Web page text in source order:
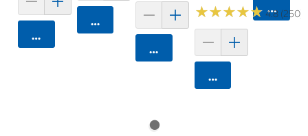
카트에 담기
카트에 담기
카트에 담기
★★★★★
★★★★★ 4.8 (250)
카트에 담기
카트에